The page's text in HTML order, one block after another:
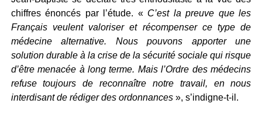
chiffres énoncés par l’étude. « C’est la preuve que les
Français veulent valoriser et récompenser ce type de
médecine alternative. Nous pouvons apporter une
solution durable à la crise de la sécurité sociale qui risque
d’être menacée à long terme. Mais l’Ordre des médecins
refuse toujours de reconnaître notre travail, en nous
interdisant de rédiger des ordonnances», s’indigne-t-il.